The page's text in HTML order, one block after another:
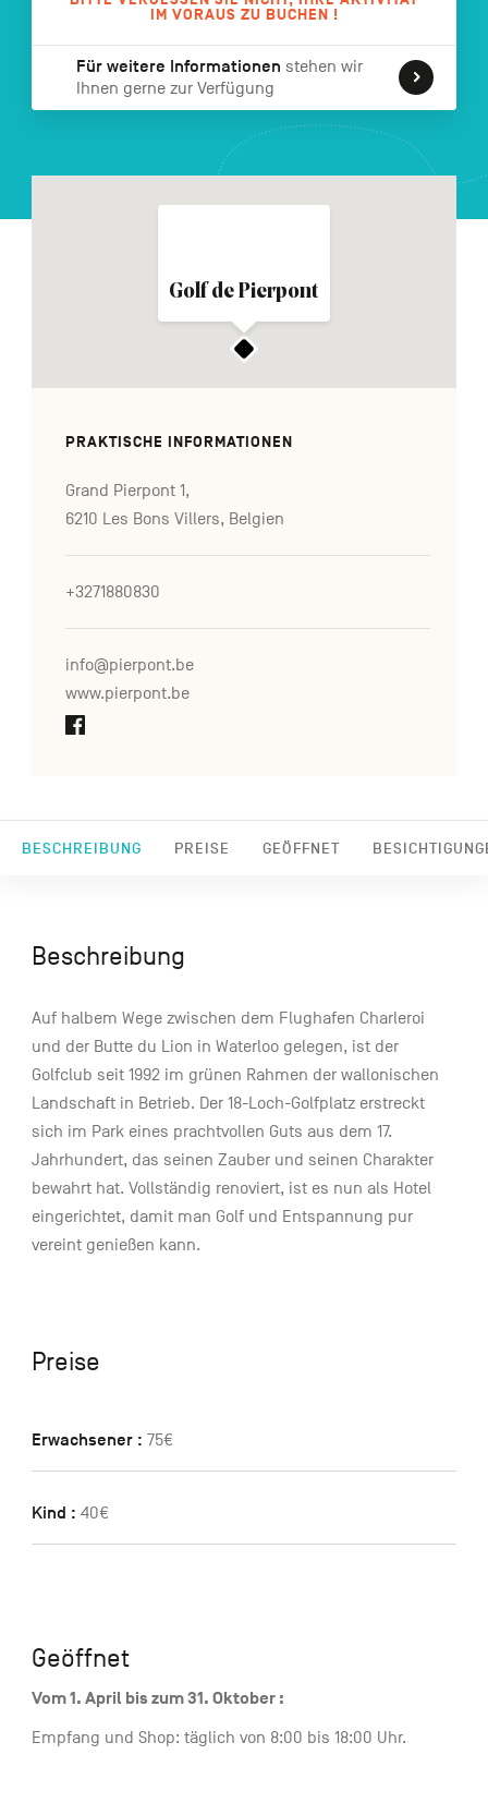
FR NL EN
IM VORAUS ZU BUCHEN !
Für weitere Informationen stehen wir
Ihnen gerne zur Verfügung
BESCHREIBUNG PREISE GEÖFFNET
Golf de Pierpont
PRAKTISCHE INFORMATIONEN
Grand Pierpont 1,
6210 Les Bons Villers, Belgien
+3271880830
info@pierpont.be
www.pierpont.be
Beschreibung
Auf halbem Wege zwischen dem Flughafen Charleroi
und der Butte du Lion in Waterloo gelegen, ist der
Golfclub seit 1992 im grünen Rahmen der wallonischen
Landschaft in Betrieb. Der 18-Loch-Golfplatz erstreckt
sich im Park eines prachtvollen Guts aus dem 17.
Jahrhundert, das seinen Zauber und seinen Charakter
bewahrt hat. Vollständig renoviert, ist es nun als Hotel
eingerichtet, damit man Golf und Entspannung pur
vereint genießen kann.
Preise
Erwachsener : 75€
Kind : 40€
Geöffnet
Vom 1. April bis zum 31. Oktober :
Empfang und Shop: täglich von 8:00 bis 18:00 Uhr.